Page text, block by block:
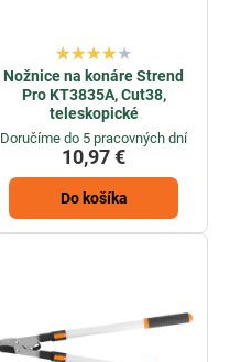
Nožnice na konáre Strend
Pro KT3835A, Cut38,
teleskopické
Doručíme do 5 pracovných dní
10,97 €
Do košíka